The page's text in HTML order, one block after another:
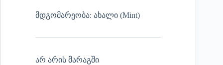
მდგომარეობა: ახალი (Mint)
არ არის მარაგში